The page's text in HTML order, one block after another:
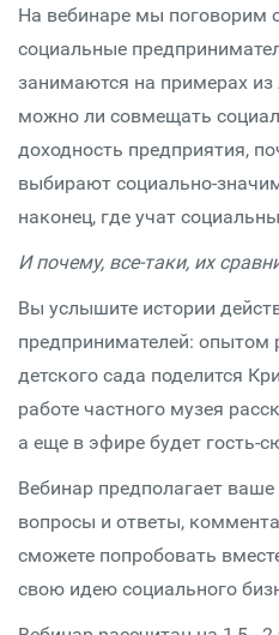
На вебинаре мы поговорим
социальные
занимаются на примерах из
можно ли совмещать
доходность предприятия,
выбирают социально-
наконец, где учат
И почему, все-таки, их
Вы услышите истории
предпринимателей: опытом
детского сада поделится
работе частного музея
а еще в эфире будет гость-
Вебинар предполагает ваше
вопросы и ответы,
сможете попробовать
свою идею социального